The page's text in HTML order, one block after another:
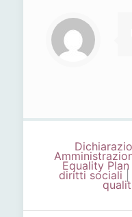
Equality Plan
diritti sociali